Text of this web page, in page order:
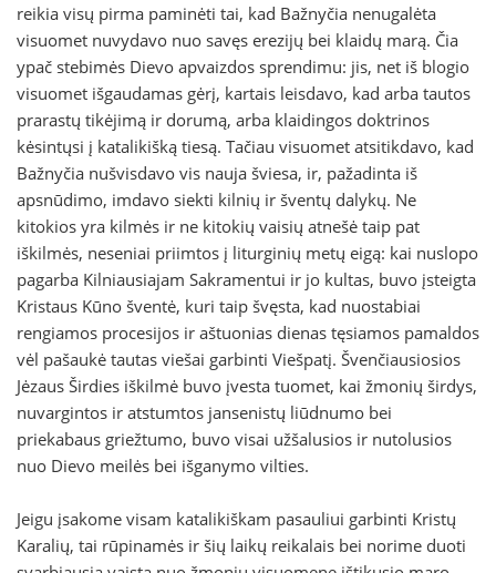
reikia visų pirma paminėti tai, kad Bažnyčia nenugalėta
visuomet nuvydavo nuo savęs erezijų bei klaidų marą. Čia
ypač stebimės Dievo apvaizdos sprendimu: jis, net iš blogio
visuomet išgaudamas gėrį, kartais leisdavo, kad arba tautos
prarastų tikėjimą ir dorumą, arba klaidingos doktrinos
kėsintųsi į katalikišką tiesą. Tačiau visuomet atsitikdavo, kad
Bažnyčia nušvisdavo vis nauja šviesa, ir, pažadinta iš
apsnūdimo, imdavo siekti kilnių ir šventų dalykų. Ne
kitokios yra kilmės ir ne kitokių vaisių atnešė taip pat
iškilmės, neseniai priimtos į liturginių metų eigą: kai nuslopo
pagarba Kilniausiajam Sakramentui ir jo kultas, buvo įsteigta
Kristaus Kūno šventė, kuri taip švęsta, kad nuostabiai
rengiamos procesijos ir aštuonias dienas tęsiamos pamaldos
vėl pašaukė tautas viešai garbinti Viešpatį. Švenčiausiosios
Jėzaus Širdies iškilmė buvo įvesta tuomet, kai žmonių širdys,
nuvargintos ir atstumtos jansenistų liūdnumo bei
priekabaus griežtumo, buvo visai užšalusios ir nutolusios
nuo Dievo meilės bei išganymo vilties.
Jeigu įsakome visam katalikiškam pasauliui garbinti Kristų
Karalių, tai rūpinamės ir šių laikų reikalais bei norime duoti